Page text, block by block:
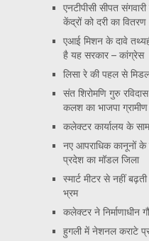
एनटीपीसी सीपत
केंद्रों को दरी का वितरण
एआई मिशन के दावे
है यह सरकार – कांग्रेस
लिसा रे की पहल से
संत शिरोमणि गुरु
कलश का भाजपा
कलेक्टर कार्यालय के
नए आपराधिक कानूनों के
प्रदेश का मॉडल जिला
स्मार्ट मीटर से नहीं
भ्रम
कलेक्टर ने निर्माणाधीन
हुगली में नेशनल कराटे